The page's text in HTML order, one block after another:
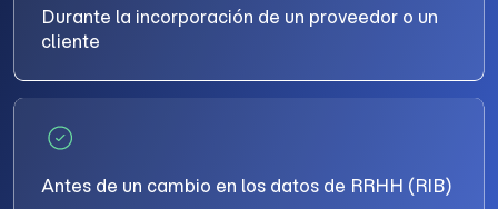
Durante la incorporación de un proveedor o un
cliente
Antes de un cambio en los datos de RRHH (RIB)